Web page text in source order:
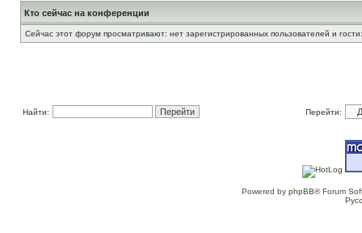
Кто сейчас на конференции
Сейчас этот форум просматривают: нет зарегистрированных пользователей и
Найти: Перейти:
Powered by phpBB® Forum